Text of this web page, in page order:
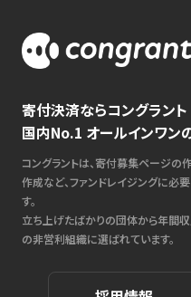
寄付決済ならコングラント
国内No.1 オールインワン
コングラントは、寄付募集ページの
作成など、ファンドレイジングに必
す。
立ち上げたばかりの団体から年間
の非営利組織に選ばれています。